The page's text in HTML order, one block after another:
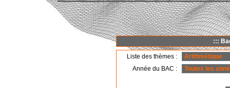
:::
Liste des thèmes :
Année du BAC :